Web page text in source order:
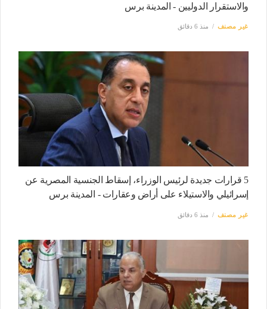
والاستقرار الدوليين - المدينة برس
غير مصنف منذ 6 دقائق
5 قرارات جديدة لرئيس الوزراء، إسقاط الجنسية المصرية عن
إسرائيلي والاستيلاء على أراض وعقارات - المدينة برس
غير مصنف منذ 6 دقائق